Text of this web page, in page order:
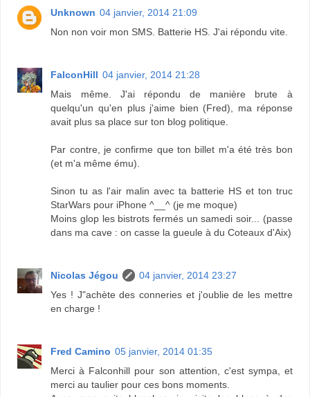
Unknown 04 janvier, 2014 21:09
Non non voir mon SMS. Batterie HS. J'ai répondu vite.
FalconHill 04 janvier, 2014 21:28
Mais même. J'ai répondu de manière brute à
quelqu'un qu'en plus j'aime bien (Fred), ma réponse
avait plus sa place sur ton blog politique.
Par contre, je confirme que ton billet m'a été très bon
(et m'a même ému).
Sinon tu as l'air malin avec ta batterie HS et ton truc
StarWars pour iPhone ^__^ (je me moque)
Moins glop les bistrots fermés un samedi soir... (passe
dans ma cave : on casse la gueule à du Coteaux d'Aix)
Nicolas Jégou
04 janvier, 2014 23:27
Yes ! J"achète des conneries et j'oublie de les mettre
en charge !
Fred Camino 05 janvier, 2014 01:35
Merci à Falconhill pour son attention, c'est sympa, et
merci au taulier pour ces bons moments.